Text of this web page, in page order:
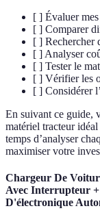
[ ] Évaluer
[ ] Comparer
[ ] Rechercher
[ ] Analyser
[ ] Tester le
[ ] Vérifier les
[ ] Considérer
En suivant ce guide,
matériel tracteur
temps d’analyser
maximiser votre
Chargeur De
Avec Interrupteur
D'électronique